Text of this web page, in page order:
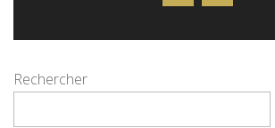
Rechercher